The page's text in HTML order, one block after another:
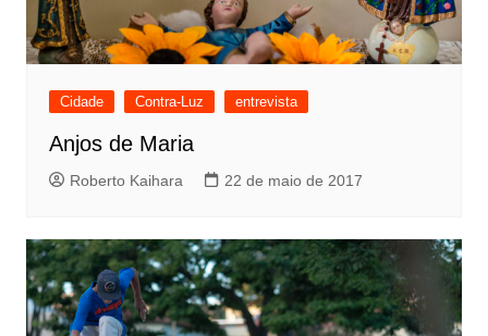
Cidade Contra-Luz entrevista
Anjos de Maria
Roberto Kaihara 22 de maio de 2017